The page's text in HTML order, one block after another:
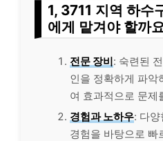
1, 3711 지역 하수
에게 맡겨야 할까
전문 장비: 숙련된
인을 정확하게 파악
여 효과적으로 문제
경험과 노하우: 다
경험을 바탕으로 빠